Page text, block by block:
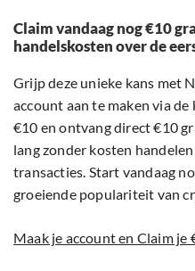
Claim vandaag nog €10
handelskosten over de
Grijp deze unieke kans met
account aan te maken via
€10 en ontvang direct €10
lang zonder kosten
transacties. Start vandaag
groeiende populariteit van
Maak je account en Claim je